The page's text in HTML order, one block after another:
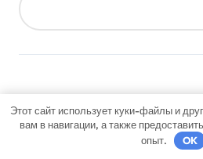
Последние
Как получить гражданство
Этот сайт использует куки-файлы и
вам в навигации, а также
опыт.
OK